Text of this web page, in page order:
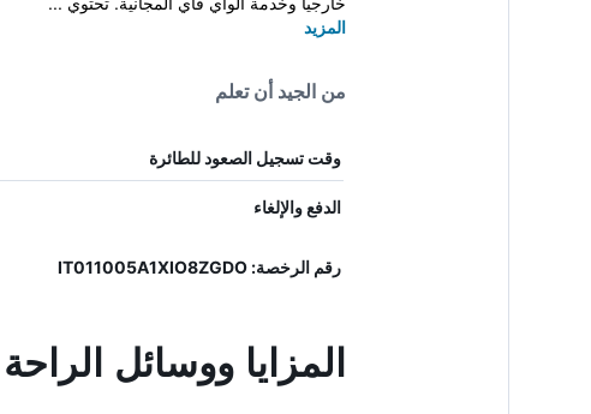
المزيد
من الجيد أن تعلم
وقت تسجيل الصعود للطائرة
الدفع والإلغاء
رقم الرخصة: IT011005A1XIO8ZGDO
المزايا ووسائل